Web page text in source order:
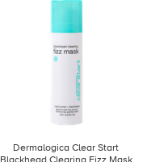
Dermalogica Clear Start